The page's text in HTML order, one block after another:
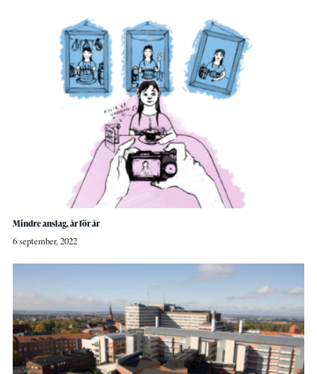
Mindre anslag, år för år
6 september, 2022